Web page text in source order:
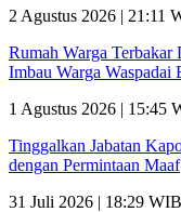
2 Agustus 2026 | 21:11
Rumah Warga
Imbau Warga Waspadai
1 Agustus 2026 | 15:45
Tinggalkan Jabatan
dengan Permintaan Maaf
31 Juli 2026 | 18:29 WIB